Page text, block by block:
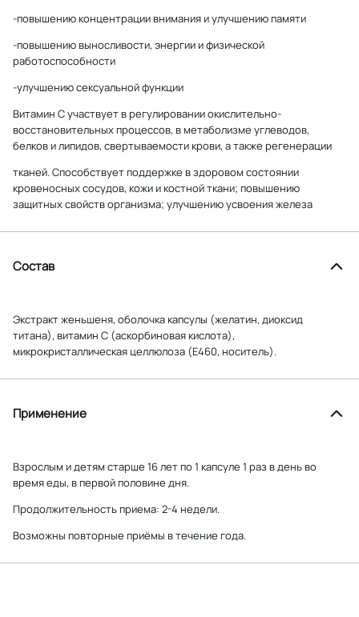
-повышению концентрации внимания и улучшению памяти
-повышению выносливости, энергии и физической
работоспособности
-улучшению сексуальной функции
Витамин С участвует в регулировании окислительно-
восстановительных процессов, в метаболизме углеводов,
белков и липидов, свертываемости крови, а также регенерации
тканей. Способствует поддержке в здоровом состоянии
кровеносных сосудов, кожи и костной ткани; повышению
защитных свойств организма; улучшению усвоения железа
Состав
Экстракт женьшеня, оболочка капсулы (желатин, диоксид
титана), витамин С (аскорбиновая кислота),
микрокристаллическая целлюлоза (Е460, носитель).
Применение
Взрослым и детям старше 16 лет по 1 капсуле 1 раз в день во
время еды, в первой половине дня.
Продолжительность приема: 2-4 недели.
Возможны повторные приёмы в течение года.